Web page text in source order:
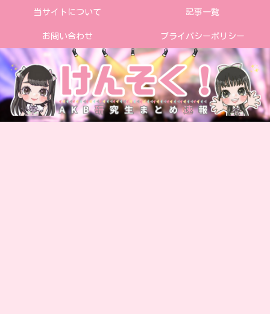
当サイトについて 記事一覧
お問い合わせ プライバシーポリシー